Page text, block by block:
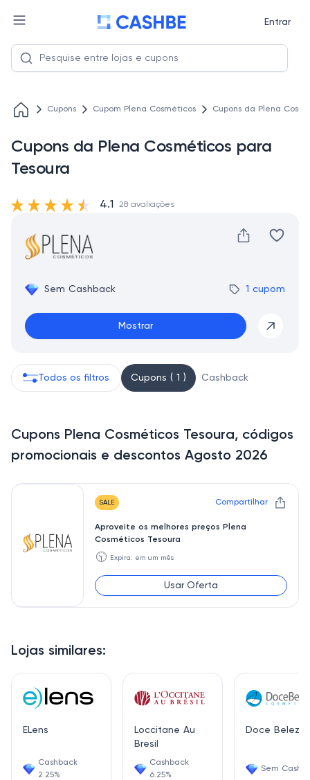
Entrar
Cupons Cupom Plena Cosméticos Cupons da Plena
Cupons da Plena Cosméticos para
Tesoura
Sem Cashback 1 cupom
Mostrar
4.1 28 avaliações
Lojas similares:
ELens
Cashback
2.25%
Loccitane Au
Bresil
Cashback
6.25%
Doce Beleza
Sem
Todos os filtros Cupons ( 1 ) Cashback
Cupons Plena Cosméticos Tesoura, códigos
promocionais e descontos Agosto 2026
SALE Compartilhar
Aproveite os melhores preços Plena
Cosméticos Tesoura
🕥 Expira: em um mês
Usar Oferta